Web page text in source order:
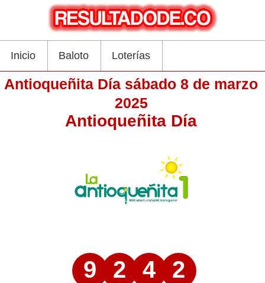
Inicio Baloto Loterías
Antioqueñita Día sábado 8 de marzo
2025
Antioqueñita Día
9 2 4 2